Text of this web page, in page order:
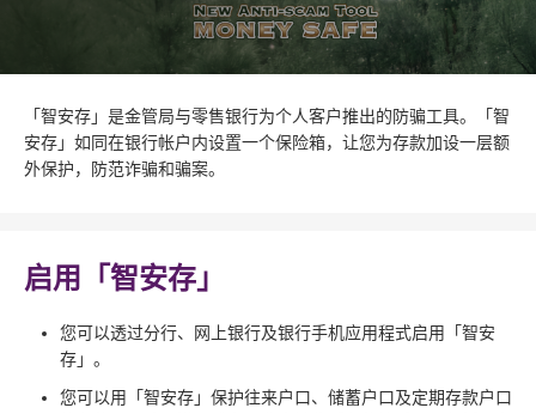
「智安存」是金管局与零售银行为个人客户推出的防骗工具。「智
安存」如同在银行帐户内设置一个保险箱，让您为存款加设一层额
外保护，防范诈骗和骗案。
启用「智安存」
您可以透过分行、网上银行及银行手机应用程式启用「智安
存」。
您可以用「智安存」保护往来户口、储蓄户口及定期存款户口